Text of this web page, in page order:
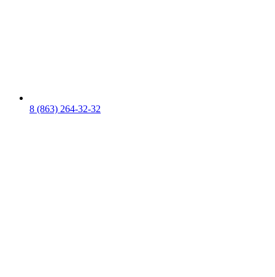
8 (863) 264-32-32